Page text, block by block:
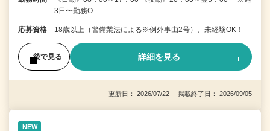
3日〜勤務O…
応募資格 18歳以上（警備業法による※例外事由2号）、未経験OK！
後で見る 詳細を見る
更新日： 2026/07/22 掲載終了日： 2026/09/05
NEW